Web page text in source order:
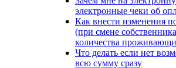
электронные чеки об
Как внести изменения
(при смене
количества
Что делать если нет
всю сумму сразу